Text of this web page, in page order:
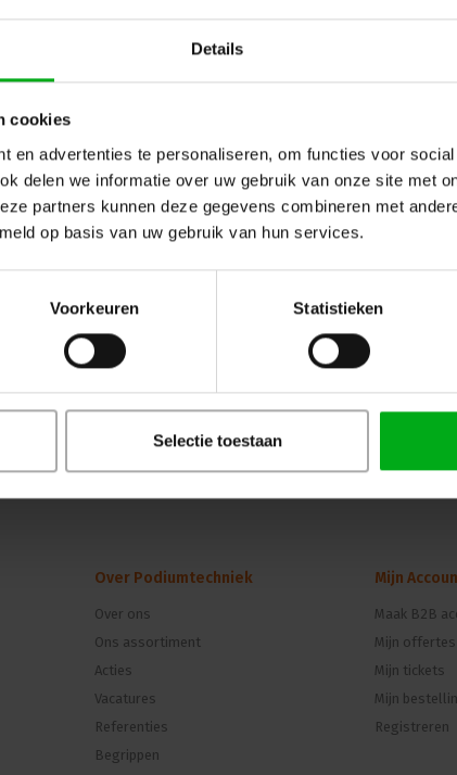
Details
cookies
en advertenties te personaliseren, om functies voor
delen we informatie over uw gebruik van onze site met
partners kunnen deze gegevens combineren met
op basis van uw gebruik van hun services.
Voorkeuren Statistieken
Selectie toestaan
Over Podiumtechniek
Over ons
Ons assortiment
Acties
Vacatures
Referenties
Begrippen
Mijn
Maak B2B
Mijn offertes
Mijn tickets
Mijn
Registreren